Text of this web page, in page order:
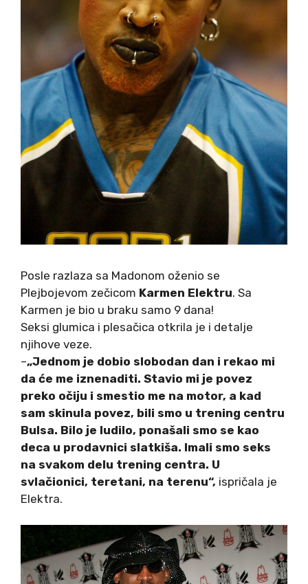
Posle razlaza sa Madonom oženio se
Plejbojevom zečicom Karmen Elektru. Sa
Karmen je bio u braku samo 9 dana!
Seksi glumica i plesačica otkrila je i detalje
njihove veze.
–„Jednom je dobio slobodan dan i rekao mi
da će me iznenaditi. Stavio mi je povez
preko očiju i smestio me na motor, a kad
sam skinula povez, bili smo u trening centru
Bulsa. Bilo je ludilo, ponašali smo se kao
deca u prodavnici slatkiša. Imali smo seks
na svakom delu trening centra. U
svlačionici, teretani, na terenu“, ispričala je
Elektra.